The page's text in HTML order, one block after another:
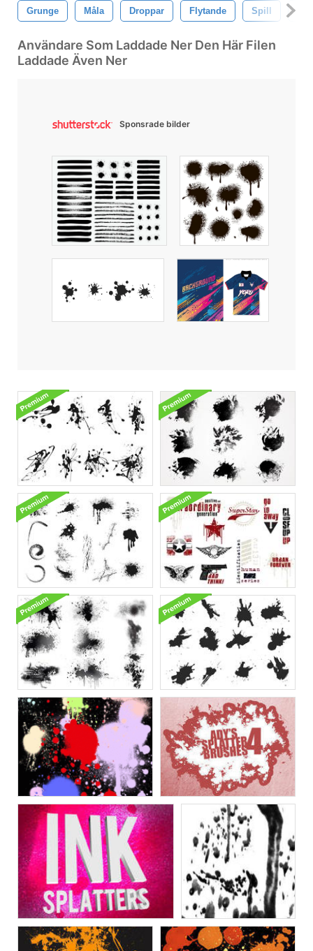
Grunge Måla Droppar Flytande Spill
Användare Som Laddade Ner Den Här Filen
Laddade Även Ner
Sponsrade bilder